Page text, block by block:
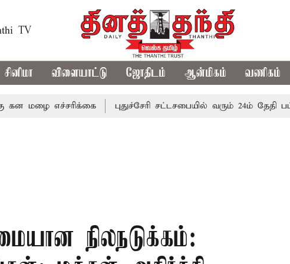
TV
சினிமா விளையாட்டு ஜோதிடம் ஆன்மிகம் வணிகம்
எச்சரிக்கை புதுச்சேரி சட்டசபையில் வரும் 24ம் தேதி பட்ஜெட்
நிலநடுக்கம்: